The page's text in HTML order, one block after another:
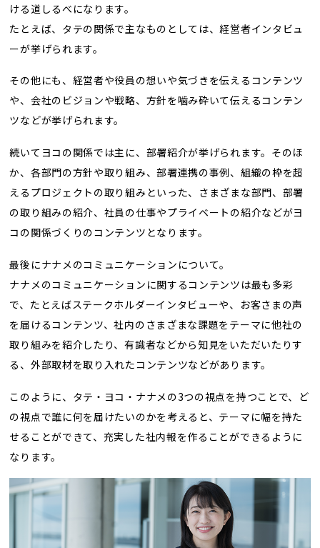
ける道しるべになります。
たとえば、タテの関係で主なものとしては、経営者インタビュ
ーが挙げられます。
その他にも、経営者や役員の想いや気づきを伝えるコンテンツ
や、会社のビジョンや戦略、方針を噛み砕いて伝えるコンテン
ツなどが挙げられます。
続いてヨコの関係では主に、部署紹介が挙げられます。そのほ
か、各部門の方針や取り組み、部署連携の事例、組織の枠を超
えるプロジェクトの取り組みといった、さまざまな部門、部署
の取り組みの紹介、社員の仕事やプライベートの紹介などがヨ
コの関係づくりのコンテンツとなります。
最後にナナメのコミュニケーションについて。
ナナメのコミュニケーションに関するコンテンツは最も多彩
で、たとえばステークホルダーインタビューや、お客さまの声
を届けるコンテンツ、社内のさまざまな課題をテーマに他社の
取り組みを紹介したり、有識者などから知見をいただいたりす
る、外部取材を取り入れたコンテンツなどがあります。
このように、タテ・ヨコ・ナナメの3つの視点を持つことで、ど
の視点で誰に何を届けたいのかを考えると、テーマに幅を持た
せることができて、充実した社内報を作ることができるように
なります。